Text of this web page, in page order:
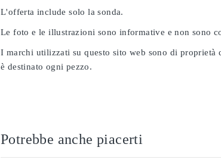
L'offerta include solo la sonda.
Le foto e le illustrazioni sono informative e non sono
I marchi utilizzati su questo sito web sono di
è destinato ogni pezzo.
Potrebbe anche piacerti